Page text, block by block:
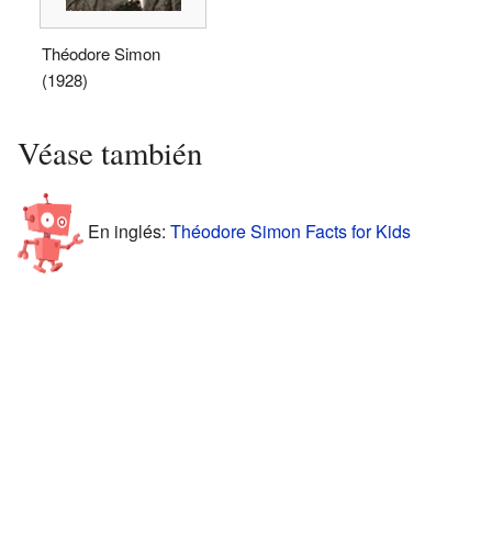
Théodore Simon
(1928)
Véase también
En inglés: Théodore Simon Facts for Kids